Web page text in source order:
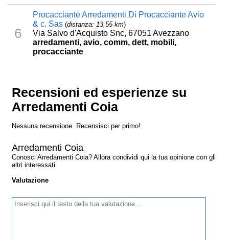
6
Procacciante Arredamenti Di Procacciante Avio
& c. Sas (distanza: 13,55 km)
Via Salvo d'Acquisto Snc, 67051 Avezzano
arredamenti, avio, comm, dett, mobili,
procacciante
Recensioni ed esperienze su
Arredamenti Coia
Nessuna recensione. Recensisci per primo!
Arredamenti Coia
Conosci Arredamenti Coia? Allora condividi qui la tua opinione con gli
altri interessati.
Valutazione